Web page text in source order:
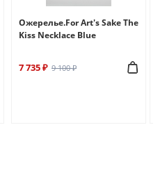
Ожерелье.For Art's Sake The
Kiss Necklace Blue
7 735 ₽ 9 100 ₽